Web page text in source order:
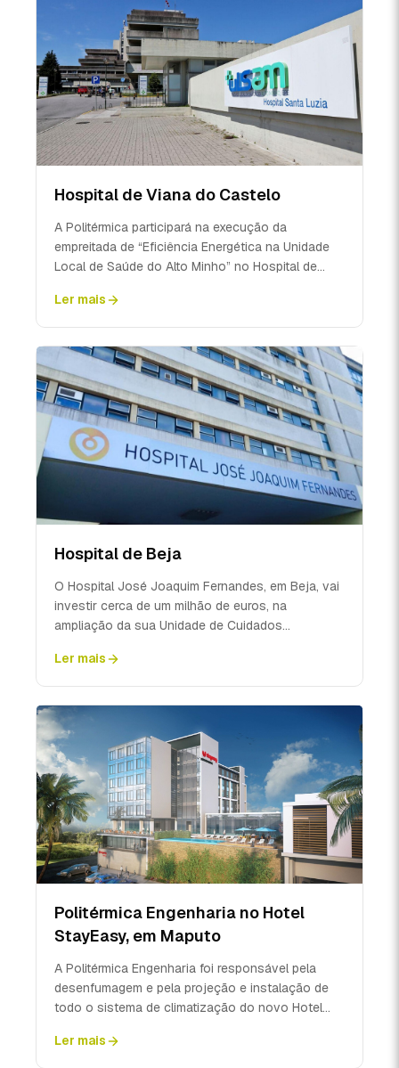
Hospital de Viana do Castelo
A Politérmica participará na execução da
empreitada de “Eficiência Energética na Unidade
Local de Saúde do Alto Minho” no Hospital de
Ler mais
Hospital de Beja
O Hospital José Joaquim Fernandes, em Beja, vai
investir cerca de um milhão de euros, na
ampliação da sua Unidade de Cuidados
Ler mais
Politérmica Engenharia no Hotel
StayEasy, em Maputo
A Politérmica Engenharia foi responsável pela
desenfumagem e pela projeção e instalação de
todo o sistema de climatização do novo Hotel
Ler mais